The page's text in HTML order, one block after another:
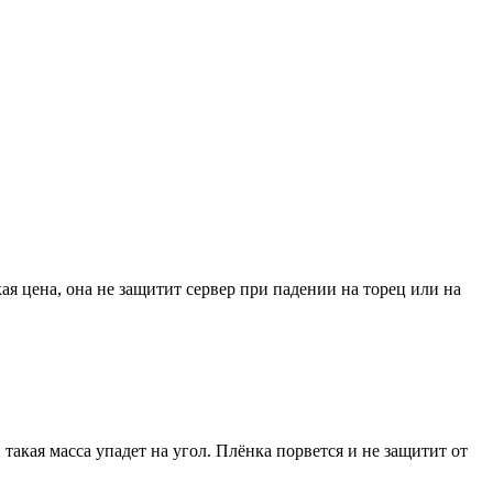
цена, она не защитит сервер при падении на торец или на
масса упадет на угол. Плёнка порвется и не защитит от